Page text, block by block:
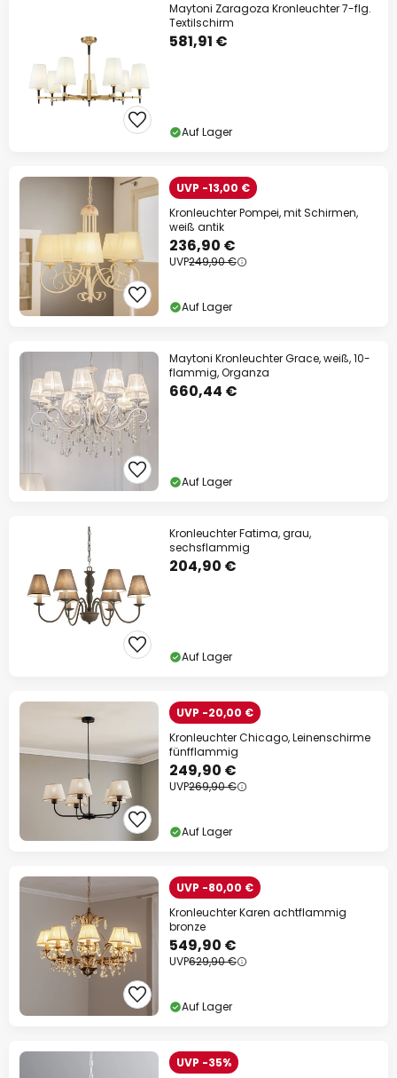
Maytoni Zaragoza Kronleuchter 7-flg.
Textilschirm
581,91 €
Auf Lager
UVP -13,00 €
Kronleuchter Pompei, mit Schirmen,
weiß antik
236,90 €
UVP249,90 €
Auf Lager
Maytoni Kronleuchter Grace, weiß, 10-
flammig, Organza
660,44 €
Auf Lager
Kronleuchter Fatima, grau,
sechsflammig
204,90 €
Auf Lager
UVP -20,00 €
Kronleuchter Chicago, Leinenschirme
fünfflammig
249,90 €
UVP269,90 €
Auf Lager
UVP -80,00 €
Kronleuchter Karen achtflammig
bronze
549,90 €
UVP629,90 €
Auf Lager
UVP -35%